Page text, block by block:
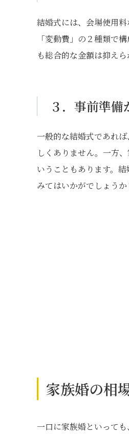
結婚式には、会場使用
「変動費」の２種類で
も総合的な金額は抑えら
３．事前準
一般的な結婚式であれ
しくありません。一方
いうこともあります。
みてはいかがでしょうか
家族婚の相
一口に家族婚といって